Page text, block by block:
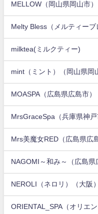
MELLOW（岡山県岡山市）
Melty Bless（メルティーブ
milktea(ミルクティー)
mint（ミント）（岡山県岡
MOASPA（広島県広島市）
MrsGraceSpa（兵庫県神戸
Mrs美魔女RED（広島県広
NAGOMI～和み～（広島県
NEROLI（ネロリ）（大阪）
ORIENTAL_SPA（オリエ